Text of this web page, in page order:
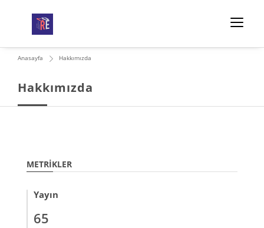
Hakkımızda
Anasayfa Hakkımızda
METRIKLER
Yayın
65